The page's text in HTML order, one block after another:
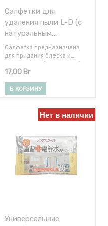
Салфетки для
удаления пыли L-D (с
натуральным
полиролем) 220 х 270
мм 15 шт
Салфетка предназначена
для придания блеска и
использования воды с
мебели, лестниц, полов из
натурального дерева,
телефоны) и оргтехники
(мониторы, принтеры,
плит, вентиляторов,
металлических печей,
кафеля, виниловых
изделий, обуви, кожаных
изделий (сумки и пр.),
кузова и салона
въевшуюся пыль,
17,00Br
В КОРЗИНУ
Нет в наличии
Универсальные